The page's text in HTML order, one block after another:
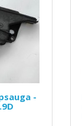
-